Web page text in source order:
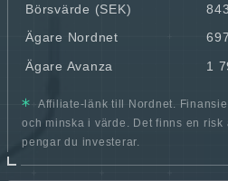
Börsvärde (SEK)
Ägare Nordnet
Ägare Avanza 1
Affiliate-länk till Nordnet.
och minska i värde. Det finns en
pengar du investerar.